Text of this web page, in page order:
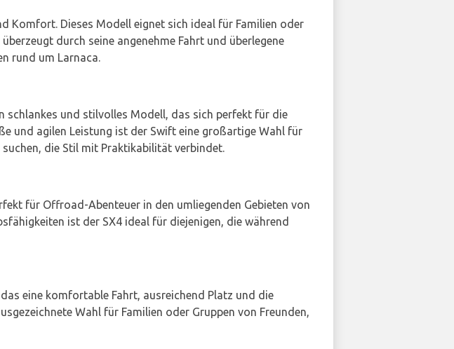
Komfort. Dieses Modell eignet sich ideal für Familien oder
durch seine angenehme Fahrt und überlegene
rund um Larnaca.
schlankes und stilvolles Modell, das sich perfekt für die
und agilen Leistung ist der Swift eine großartige Wahl für
die Stil mit Praktikabilität verbindet.
für Offroad-Abenteuer in den umliegenden Gebieten von
ist der SX4 ideal für diejenigen, die während
eine komfortable Fahrt, ausreichend Platz und die
Wahl für Familien oder Gruppen von Freunden,